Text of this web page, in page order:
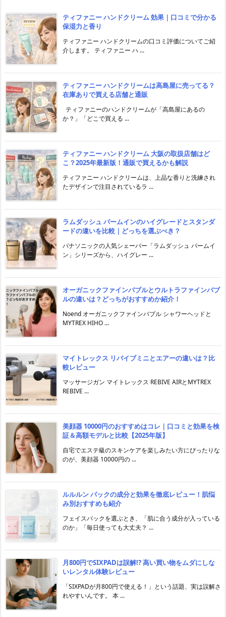
ティファニー ハンドクリーム 効果｜口コミで分かる
保湿力と香り
ティファニー ハンドクリームの口コミ評価についてご紹
介します。 ティファニー ハ ...
ティファニー ハンドクリームは高島屋に売ってる？
在庫ありで買える店舗と通販
ティファニーのハンドクリームが「高島屋にあるの
か？」「どこで買える ...
ティファニー ハンドクリーム 大阪の取扱店舗はど
こ？2025年最新版！通販で買えるかも解説
ティファニー ハンドクリームは、上品な香りと洗練され
たデザインで注目されているラ ...
ラムダッシュ パームインのハイグレードとスタンダ
ードの違いを比較｜どっちを選ぶべき？
パナソニックの人気シェーバー「ラムダッシュ パームイ
ン」シリーズから、ハイグレー ...
オーガニックファインバブルとウルトラファインバブ
ルの違いは？どっちがおすすめか紹介！
Noend オーガニックファインバブル シャワーヘッドと
MYTREX HIHO ...
マイトレックス リバイブミニとエアーの違いは？比
較レビュー
マッサージガン マイトレックス REBIVE AIRとMYTREX
REBIVE ...
美顔器 10000円のおすすめはコレ｜口コミと効果を検
証＆高額モデルと比較【2025年版】
自宅でエステ級のスキンケアを楽しみたい方にぴったりな
のが、美顔器 10000円の ...
ルルルン パックの成分と効果を徹底レビュー！肌悩
み別おすすめも紹介
フェイスパックを選ぶとき、「肌に合う成分が入っている
のか」「毎日使っても大丈夫？ ...
月800円でSIXPADは誤解!? 高い買い物をムダにしな
いレンタル体験レビュー
「SIXPADが月800円で使える！」という話題、実は誤解さ
れやすいんです。 本 ...